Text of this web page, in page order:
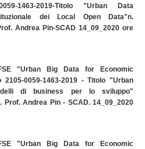
1463-2019-Titolo "Urban Data
dei Local Open Data"n.
Andrea Pin-SCAD 14_09_2020 ore
"Urban Big Data for Economic
0059-1463-2019 - Titolo "Urban
di business per lo sviluppo"
Prof. Andrea Pin - SCAD. 14_09_2020
"Urban Big Data for Economic